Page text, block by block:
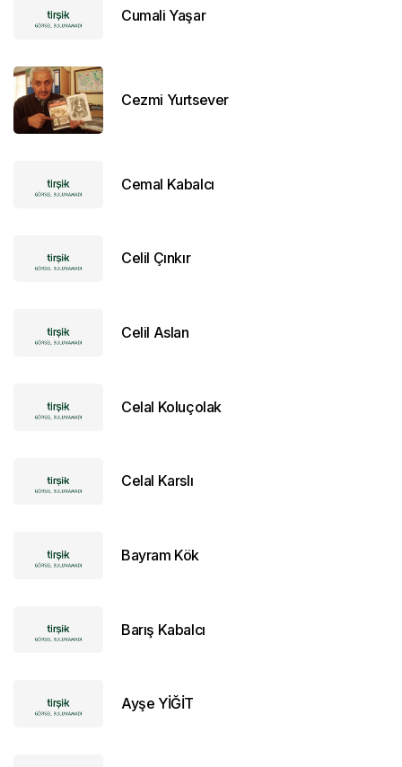
Cumali Yaşar
Cezmi Yurtsever
Cemal Kabalcı
Celil Çınkır
Celil Aslan
Celal Koluçolak
Celal Karslı
Bayram Kök
Barış Kabalcı
Ayşe YİĞİT